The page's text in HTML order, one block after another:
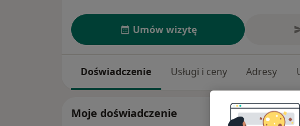
Umów wizytę
Doświadczenie Usługi i ceny Adresy
Moje doświadczenie